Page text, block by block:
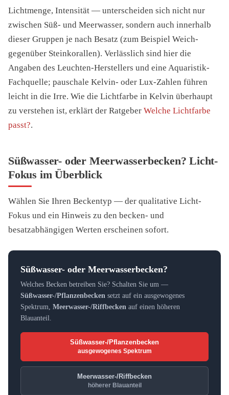
Lichtmenge, Intensität — unterscheiden sich nicht nur
zwischen Süß- und Meerwasser, sondern auch innerhalb
dieser Gruppen je nach Besatz (zum Beispiel Weich-
gegenüber Steinkorallen). Verlässlich sind hier die
Angaben des Leuchten-Herstellers und eine Aquaristik-
Fachquelle; pauschale Kelvin- oder Lux-Zahlen führen
leicht in die Irre. Wie die Lichtfarbe in Kelvin überhaupt
zu verstehen ist, erklärt der Ratgeber Welche Lichtfarbe
passt?.
Süßwasser- oder Meerwasserbecken? Licht-
Fokus im Überblick
Wählen Sie Ihren Beckentyp — der qualitative Licht-
Fokus und ein Hinweis zu den becken- und
besatzabhängigen Werten erscheinen sofort.
Süßwasser- oder Meerwasserbecken?
Welches Becken betreiben Sie? Schalten Sie um —
Süßwasser-/Pflanzenbecken setzt auf ein ausgewogenes
Spektrum, Meerwasser-/Riffbecken auf einen höheren
Blauanteil.
Süßwasser-/Pflanzenbecken
ausgewogenes Spektrum
Meerwasser-/Riffbecken
höherer Blauanteil